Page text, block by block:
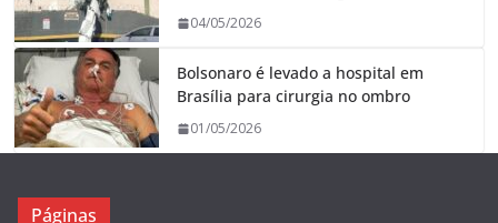
04/05/2026
Bolsonaro é levado a hospital em
Brasília para cirurgia no ombro
01/05/2026
Páginas